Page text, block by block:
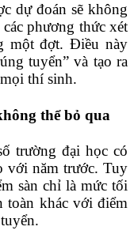
dự đoán sẽ không
phương thức xét
một đợt. Điều này
tuyển” và tạo ra
thí sinh.
thểbỏ qua
trường đại học có
với năm trước. Tuy
sàn chỉ là mức tối
toàn khác với điểm